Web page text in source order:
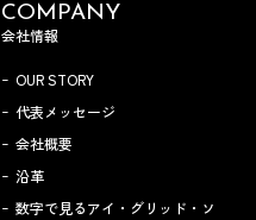
COMPANY
会社情報
OUR STORY
代表メッセージ
会社概要
沿革
数字で見るアイ・グリッド・ソ